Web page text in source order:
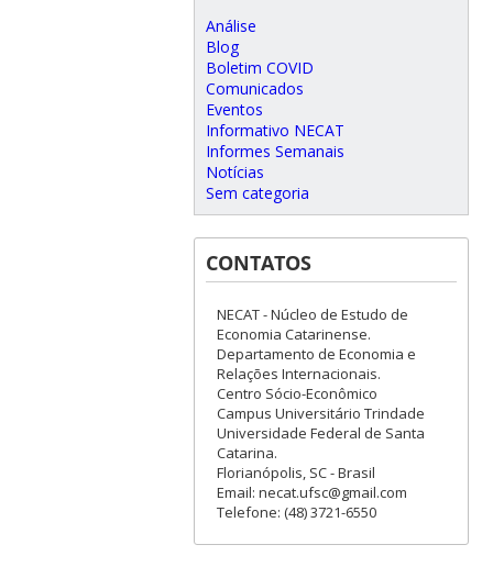
Análise
Blog
Boletim COVID
Comunicados
Eventos
Informativo NECAT
Informes Semanais
Notícias
Sem categoria
CONTATOS
NECAT - Núcleo de Estudo de
Economia Catarinense.
Departamento de Economia e
Relações Internacionais.
Centro Sócio-Econômico
Campus Universitário Trindade
Universidade Federal de Santa
Catarina.
Florianópolis, SC - Brasil
Email: necat.ufsc@gmail.com
Telefone: (48) 3721-6550